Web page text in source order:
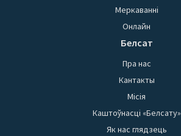
Меркаванні
Онлайн
Белсат
Пра нас
Кантакты
Місія
Каштоўнасці «Белсату»
Як нас глядзець